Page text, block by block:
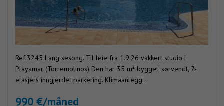
Ref.3245 Lang sesong. Til leie fra 1.9.26 vakkert studio i
Playamar (Torremolinos) Den har 35 m² bygget, sørvendt, 7-
etasjers inngjerdet parkering. Klimaanlegg...
990 €/måned